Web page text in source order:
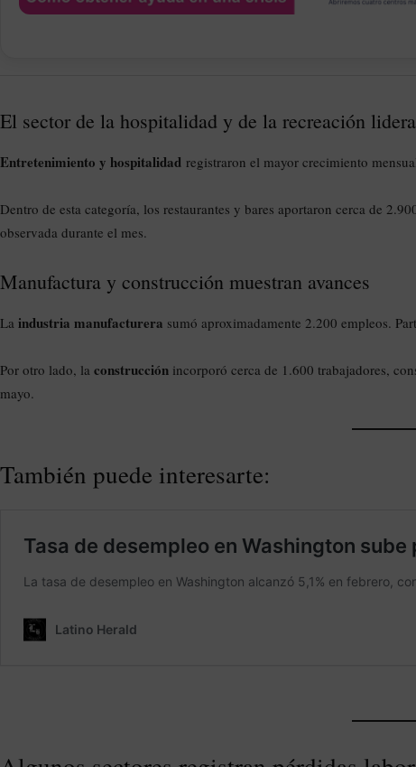
El sector de la hospitalidad y de la recreación
Entretenimiento y hospitalidad registraron el mayor crecimiento
Dentro de esta categoría, los restaurantes y bares aportaron cerca de
observada durante el mes.
Manufactura y construcción muestran avances
La industria manufacturera sumó aproximadamente 2.200 empleos.
Por otro lado, la construcción incorporó cerca de 1.600 trabajadores,
mayo.
También puede interesarte: